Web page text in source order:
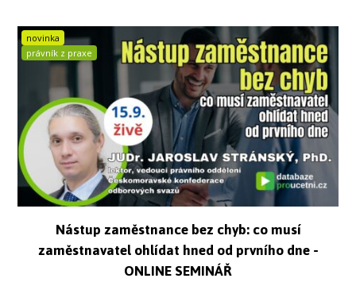
novinka
právník z praxe
Nástup zaměstnance bez chyb: co musí
zaměstnavatel ohlídat hned od prvního dne -
ONLINE SEMINÁŘ